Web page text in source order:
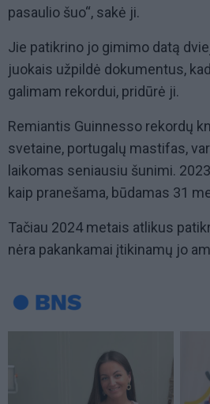
pasaulio šuo“, sakė ji.
Jie patikrino jo gimimo datą
juokais užpildė dokumentus,
galimam rekordui, pridūrė ji.
Remiantis Guinnesso rekordų
svetaine, portugalų mastifas,
laikomas seniausiu šunimi.
kaip pranešama, būdamas 31
Tačiau 2024 metais atlikus
nėra pakankamai įtikinamų jo